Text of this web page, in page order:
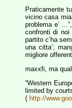
Praticamente
vicino casa
problema e’
confronti di noi
partito c’ha
una citta’;
migliore
maxxfi, ma
“Western
limited by
( http://